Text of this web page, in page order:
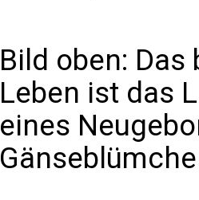
Bild oben:
Leben ist das
eines